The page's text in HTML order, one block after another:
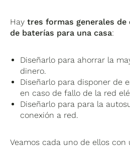
Haytres formas generales
de baterías para una casa:
Diseñarlo para ahorrar la
dinero.
Diseñarlo para disponer de
en caso de fallo de la red
Diseñarlo para para la
conexión a red.
Veamos cada uno de ellos con